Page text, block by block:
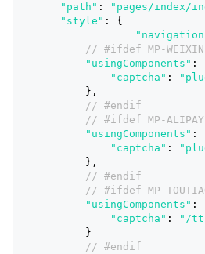
"path" : "pages/index/
"style" : {
// #ifdef MP-WEIXIN
"usingComponents" :
"captcha" :
        },
// #endif
// #ifdef MP-ALIPAY
"usingComponents" :
"captcha" :
        },
// #endif
// #ifdef MP-
"usingComponents" :
"captcha" :
"/
        }
// #endif